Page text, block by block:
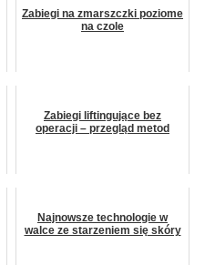
Zabiegi na zmarszczki poziome
na czole
Zabiegi liftingujące bez
operacji – przegląd metod
Najnowsze technologie w
walce ze starzeniem się skóry